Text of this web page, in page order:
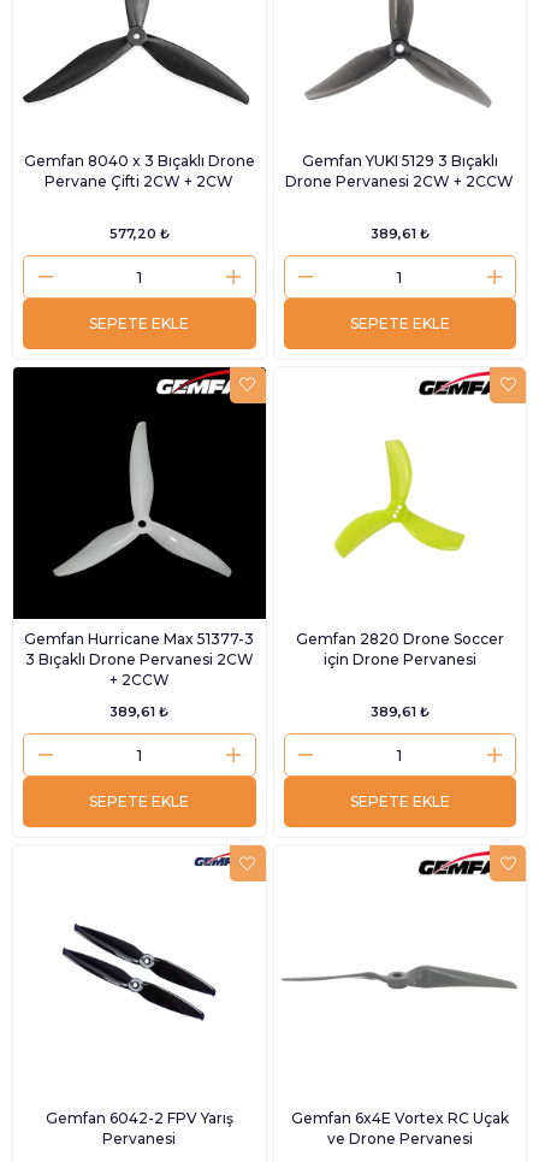
Gemfan 8040 x 3 Bıçaklı Drone
Pervane Çifti 2CW + 2CW
577,20 ₺
SEPETE EKLE
Gemfan YUKI 5129 3 Bıçaklı
Drone Pervanesi 2CW + 2CCW
389,61 ₺
SEPETE EKLE
Gemfan Hurricane Max 51377-3
3 Bıçaklı Drone Pervanesi 2CW
+ 2CCW
389,61 ₺
SEPETE EKLE
Gemfan 2820 Drone Soccer
için Drone Pervanesi
389,61 ₺
SEPETE EKLE
Gemfan 6042-2 FPV Yarış
Pervanesi
Gemfan 6x4E Vortex RC Uçak
ve Drone Pervanesi